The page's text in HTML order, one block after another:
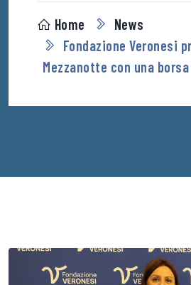
Home
News
Fondazione Veronesi
Mezzanotte con una